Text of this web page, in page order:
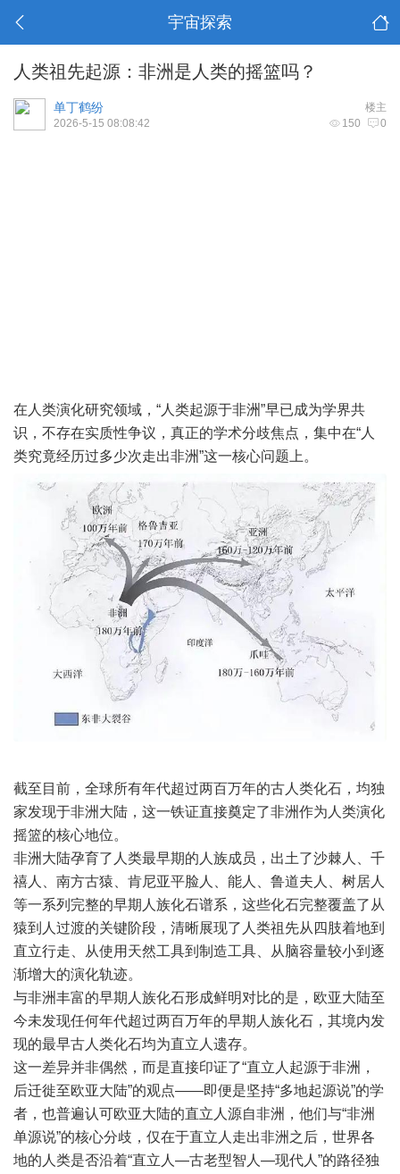
宇宙探索
人类祖先起源：非洲是人类的摇篮吗？
楼主
单丁鹤纷
150 0
2026-5-15 08:08:42
在人类演化研究领域，“人类起源于非洲”早已成为学界共
识，不存在实质性争议，真正的学术分歧焦点，集中在“人
类究竟经历过多少次走出非洲”这一核心问题上。
截至目前，全球所有年代超过两百万年的古人类化石，均独
家发现于非洲大陆，这一铁证直接奠定了非洲作为人类演化
摇篮的核心地位。
非洲大陆孕育了人类最早期的人族成员，出土了沙棘人、千
禧人、南方古猿、肯尼亚平脸人、能人、鲁道夫人、树居人
等一系列完整的早期人族化石谱系，这些化石完整覆盖了从
猿到人过渡的关键阶段，清晰展现了人类祖先从四肢着地到
直立行走、从使用天然工具到制造工具、从脑容量较小到逐
渐增大的演化轨迹。
与非洲丰富的早期人族化石形成鲜明对比的是，欧亚大陆至
今未发现任何年代超过两百万年的早期人族化石，其境内发
现的最早古人类化石均为直立人遗存。
这一差异并非偶然，而是直接印证了“直立人起源于非洲，
后迁徙至欧亚大陆”的观点——即便是坚持“多地起源说”的学
者，也普遍认可欧亚大陆的直立人源自非洲，他们与“非洲
单源说”的核心分歧，仅在于直立人走出非洲之后，世界各
地的人类是否沿着“直立人—古老型智人—现代人”的路径独